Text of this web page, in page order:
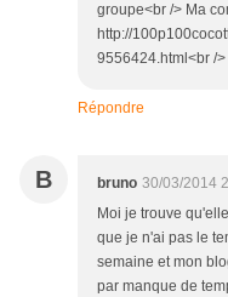
groupe<br /> Ma
http://
9556424.html<br />
Répondre
B bruno 30/03/2014
Moi je trouve
que je n'ai pas le
semaine et mon
par manque de